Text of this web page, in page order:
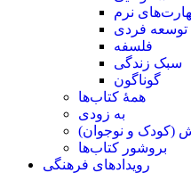
نرم
توسعه فردی
فلسفه
سبک زندگی
گوناگون
همۀ کتاب‌ها
به زودی
(کودک و ‌نوجوان)
بروشور کتاب‌ها
رویدادهای فرهنگی